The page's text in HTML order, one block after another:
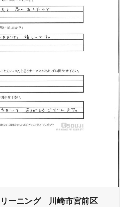
ーニング 川崎市宮前区